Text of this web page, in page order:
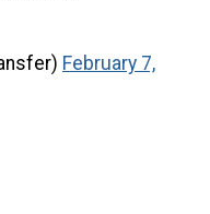
February 7,